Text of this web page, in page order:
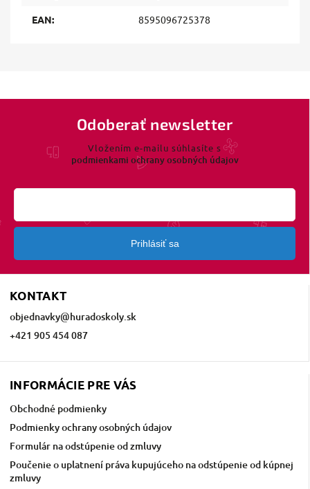
EAN: 8595096725378
KONTAKT
objednavky@huradoskoly.sk
+421 905 454 087
INFORMÁCIE PRE VÁS
Obchodné podmienky
Podmienky ochrany osobných údajov
Formulár na odstúpenie od zmluvy
Poučenie o uplatnení práva kupujúceho na odstúpenie od kúpnej
zmluvy
Odoberať newsletter
Vložením e-mailu súhlasíte s
podmienkami ochrany osobných údajov
Prihlásiť sa